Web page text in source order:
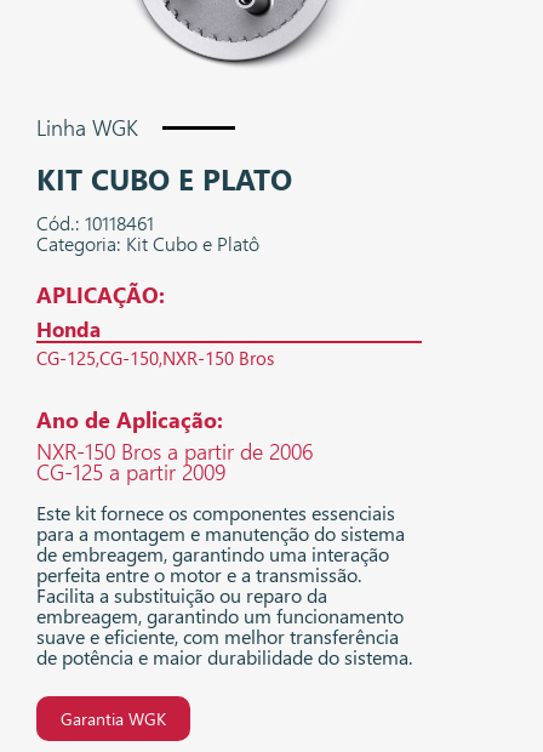
Linha WGK
KIT CUBO E PLATO
Cód.: 10118461
Categoria: Kit Cubo e Platô
APLICAÇÃO:
Honda
CG-125 CG-150 NXR-150 Bros
Ano de Aplicação:
NXR-150 Bros a partir de 2006
CG-125 a partir 2009
Este kit fornece os componentes essenciais
para a montagem e manutenção do sistema
de embreagem, garantindo uma interação
perfeita entre o motor e a transmissão.
Facilita a substituição ou reparo da
embreagem, garantindo um funcionamento
suave e eficiente, com melhor transferência
de potência e maior durabilidade do sistema.
Garantia WGK